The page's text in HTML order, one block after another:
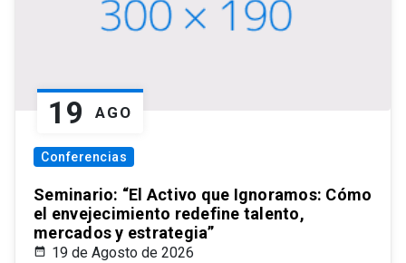
19 AGO
Conferencias
Seminario: “El Activo que Ignoramos: Cómo
el envejecimiento redefine talento,
mercados y estrategia”
19 de Agosto de 2026